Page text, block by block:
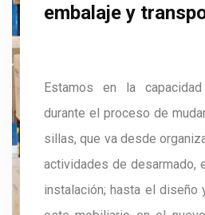
embalaje y
Estamos en la
durante el proceso de
sillas, que va desde
actividades de desarmado,
instalación; hasta el diseño